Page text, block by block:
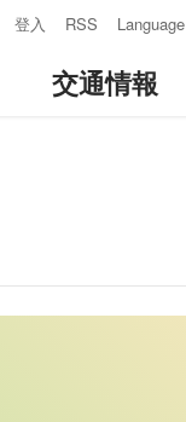
登入 RSS Language
交通情報